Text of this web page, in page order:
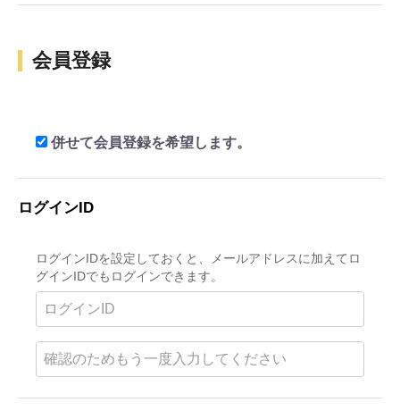
会員登録
併せて会員登録を希望します。
ログインID
ログインIDを設定しておくと、メールアドレスに加えてロ
グインIDでもログインできます。